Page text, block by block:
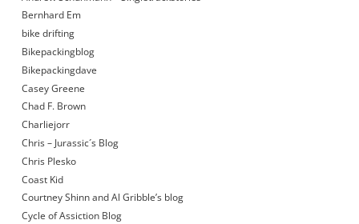
Bernhard Em
bike drifting
Bikepackingblog
Bikepackingdave
Casey Greene
Chad F. Brown
Charliejorr
Chris – Jurassic´s Blog
Chris Plesko
Coast Kid
Courtney Shinn and Al Gribble’s blog
Cycle of Assiction Blog